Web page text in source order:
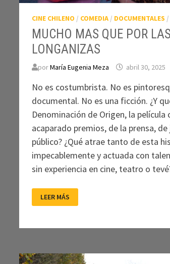
CINE CHILENO / COMEDIA / DOCUMENTALES /
MUCHO MAS QUE POR LAS
LONGANIZAS
porMaría Eugenia Meza abril 30, 2025
No es costumbrista. No es
documental. No es una ficción. ¿Y
Denominación de Origen, la película
acaparado premios, de la prensa,
público? ¿Qué atrae tanto de esta
impecablemente y actuada con
sin experiencia en cine, teatro o
MUCHO
MAS
QUE
LONGANIZAS
LEER MÁS